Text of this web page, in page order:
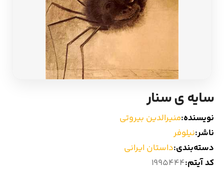
ادبیات آسیا
سایر کشورهای اروپا
داستان کوتاه
شعر و متون کهن
سایه ی سنار
نویسنده:منیرالدین بیروتی
ناشر:نیلوفر
دسته‌بندی:داستان ایرانی
کد آیتم:1995444